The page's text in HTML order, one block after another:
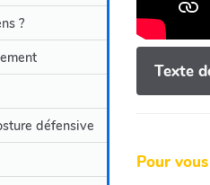
?
défensive
Texte
Pour